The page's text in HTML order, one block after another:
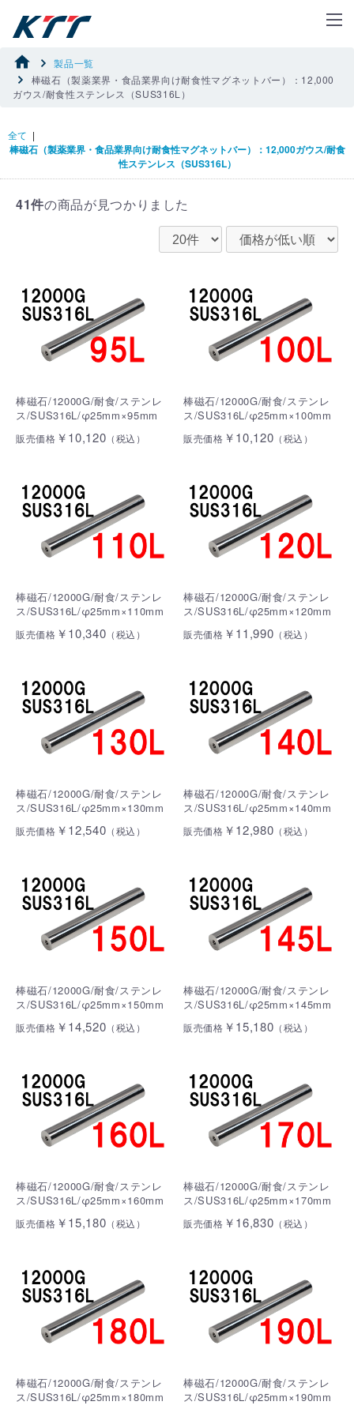
製品一覧
棒磁石（製薬業界・食品業界向け耐食性マグネットバー）：12,000
ガウス/耐食性ステンレス（SUS316L）
全て |
棒磁石（製薬業界・食品業界向け耐食性マグネットバー）：12,000ガウス/耐食
性ステンレス（SUS316L）
41件の商品が見つかりました
棒磁石/12000G/耐食/ステンレ
ス/SUS316L/φ25mm×95mm
販売価格 ￥10,120 （税込）
棒磁石/12000G/耐食/ステンレ
ス/SUS316L/φ25mm×100mm
販売価格 ￥10,120 （税込）
棒磁石/12000G/耐食/ステンレ
ス/SUS316L/φ25mm×110mm
販売価格 ￥10,340 （税込）
棒磁石/12000G/耐食/ステンレ
ス/SUS316L/φ25mm×120mm
販売価格 ￥11,990 （税込）
棒磁石/12000G/耐食/ステンレ
ス/SUS316L/φ25mm×130mm
販売価格 ￥12,540 （税込）
棒磁石/12000G/耐食/ステンレ
ス/SUS316L/φ25mm×140mm
販売価格 ￥12,980 （税込）
棒磁石/12000G/耐食/ステンレ
ス/SUS316L/φ25mm×150mm
販売価格 ￥14,520 （税込）
棒磁石/12000G/耐食/ステンレ
ス/SUS316L/φ25mm×145mm
販売価格 ￥15,180 （税込）
棒磁石/12000G/耐食/ステンレ
ス/SUS316L/φ25mm×160mm
販売価格 ￥15,180 （税込）
棒磁石/12000G/耐食/ステンレ
ス/SUS316L/φ25mm×170mm
販売価格 ￥16,830 （税込）
棒磁石/12000G/耐食/ステンレ
ス/SUS316L/φ25mm×180mm
棒磁石/12000G/耐食/ステンレ
ス/SUS316L/φ25mm×190mm